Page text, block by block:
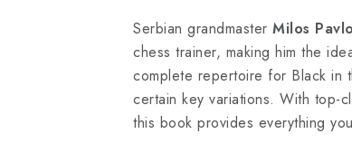
Serbian grandmaster Milos
chess trainer, making him the
complete repertoire for Black in
certain key variations. With top-
this book provides everything